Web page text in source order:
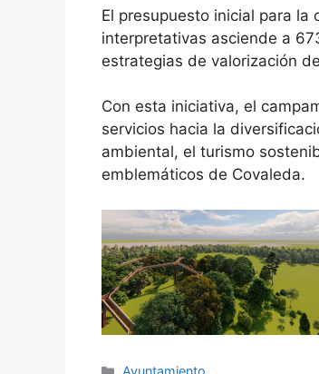
El presupuesto inicial para
interpretativas asciende a
estrategias de valorización
Con esta iniciativa, el
servicios hacia la
ambiental, el turismo
emblemáticos de Covaleda.